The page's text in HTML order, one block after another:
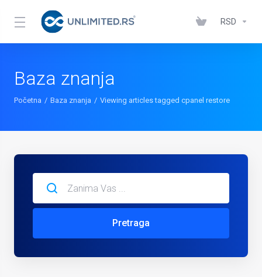
RSD
Baza znanja
Početna Baza znanja Viewing articles tagged cpanel restore
Pretraga